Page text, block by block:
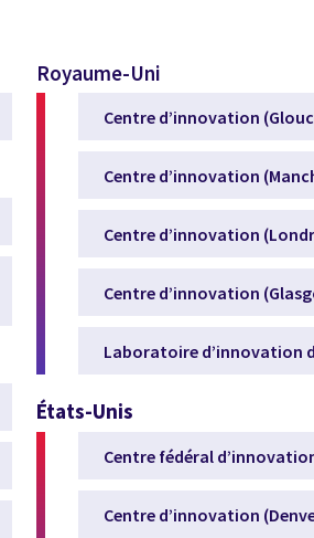
Royaume-Uni
Centre d’innovation
Centre d’innovation
Centre d’innovation
Centre d’innovation
Laboratoire d’innovation
États-Unis
Centre fédéral
Centre d’innovation